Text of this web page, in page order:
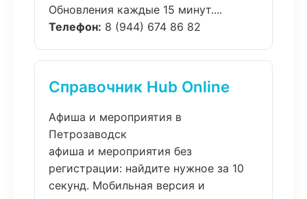
Обновления каждые 15 минут....
Телефон: 8 (944) 674 86 82
Справочник Hub Online
Афиша и мероприятия в
Петрозаводск
афиша и мероприятия без
регистрации: найдите нужное за 10
секунд. Мобильная версия и